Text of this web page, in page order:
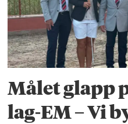
Målet glapp
lag-EM – Vi